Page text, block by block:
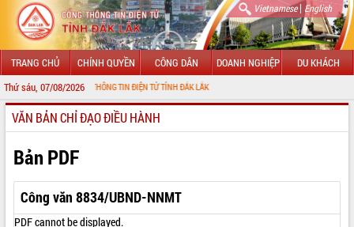
Vietnamese| English
TRANG CHỦ CHÍNH QUYỀN CÔNG DÂN DOANH NGHIỆP DU KHÁCH
Thứ sáu, 07/08/2026
VỚI CỔNG THÔNG TIN ĐIỆN TỬ TỈNH ĐẮK LẮK
GIỚI THIỆU
LÃNH ĐẠO UBND TỈNH
TIN TỨC SỰ KIỆN
SỞ, BAN, NGÀNH
VĂN BẢN CHỈ ĐẠO ĐIỀU HÀNH
Bản PDF
Công văn 8834/UBND-NNMT
PDF cannot be displayed.